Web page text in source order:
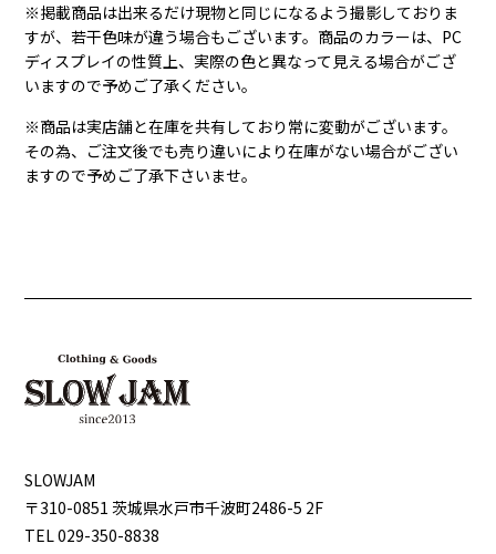
※掲載商品は出来るだけ現物と同じになるよう撮影しておりま
すが、若干色味が違う場合もございます。商品のカラーは、PC
ディスプレイの性質上、実際の色と異なって見える場合がござ
いますので予めご了承ください。
※商品は実店舗と在庫を共有しており常に変動がございます。
その為、ご注文後でも売り違いにより在庫がない場合がござい
ますので予めご了承下さいませ。
SLOWJAM
〒310-0851 茨城県⽔⼾市千波町2486-5 2F
TEL 029-350-8838